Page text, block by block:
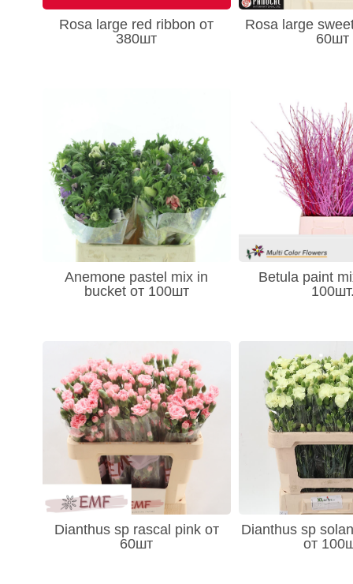
- Стрелитция (Srelitzia) 5
- Трахелиум (Trachelium) 5
- Тысячелистник (Achillea) 4
- Эхмея 1
- Остальное 243
- Эремурус (Eremurus) 5
Rosa large red ribbon от
380шт
Rosa large
60шт
Anemone pastel mix in
bucket от 100шт
Betula paint
100шт.
Dianthus sp rascal pink от
60шт
Dianthus sp
от